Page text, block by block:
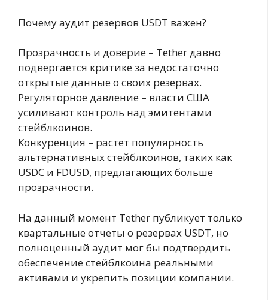
Почему аудит резервов USDT важен?
Прозрачность и доверие – Tether давно
подвергается критике за недостаточно
открытые данные о своих резервах.
Регуляторное давление – власти США
усиливают контроль над эмитентами
стейблкоинов.
Конкуренция – растет популярность
альтернативных стейблкоинов, таких как
USDC и FDUSD, предлагающих больше
прозрачности.
На данный момент Tether публикует только
квартальные отчеты о резервах USDT, но
полноценный аудит мог бы подтвердить
обеспечение стейблкоина реальными
активами и укрепить позиции компании.